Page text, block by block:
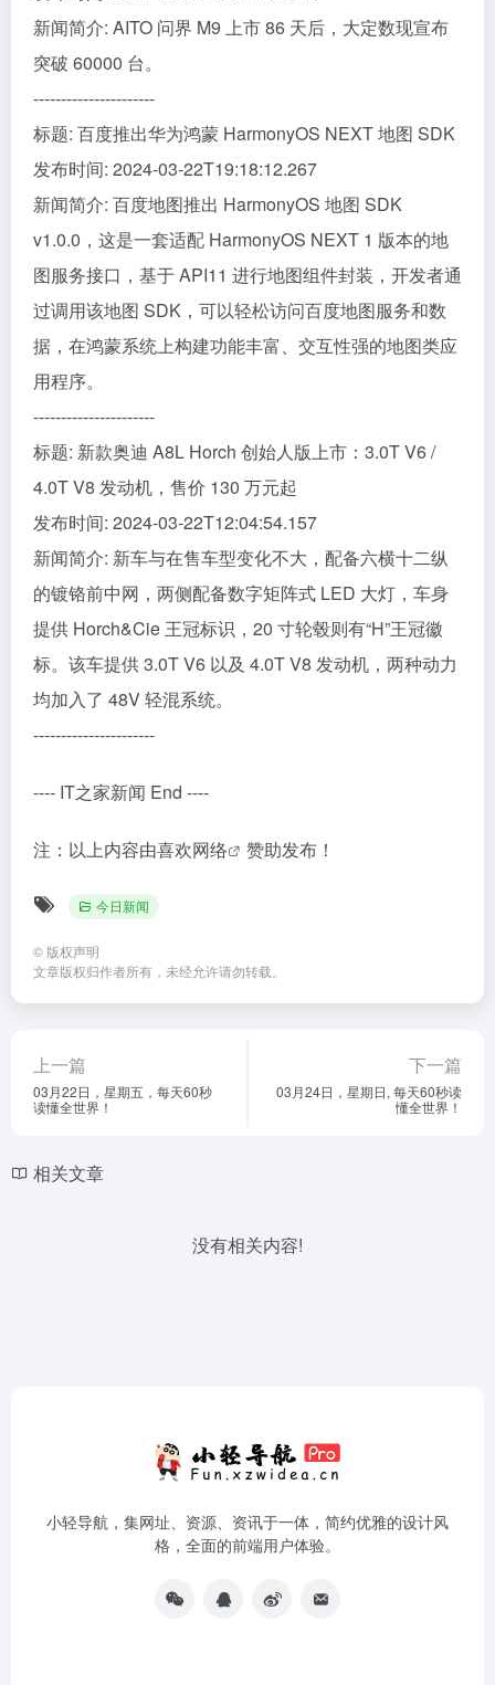
新闻简介: AITO 问界 M9 上市 86 天后，大定数现宣布
突破 60000 台。
----------------------
标题: 百度推出华为鸿蒙 HarmonyOS NEXT 地图 SDK
发布时间: 2024-03-22T19:18:12.267
新闻简介: 百度地图推出 HarmonyOS 地图 SDK
v1.0.0，这是一套适配 HarmonyOS NEXT 1 版本的地
图服务接口，基于 API11 进行地图组件封装，开发者通
过调用该地图 SDK，可以轻松访问百度地图服务和数
据，在鸿蒙系统上构建功能丰富、交互性强的地图类应
用程序。
----------------------
标题: 新款奥迪 A8L Horch 创始人版上市：3.0T V6 /
4.0T V8 发动机，售价 130 万元起
发布时间: 2024-03-22T12:04:54.157
新闻简介: 新车与在售车型变化不大，配备六横十二纵
的镀铬前中网，两侧配备数字矩阵式 LED 大灯，车身
提供 Horch&Cie 王冠标识，20 寸轮毂则有“H”王冠徽
标。该车提供 3.0T V6 以及 4.0T V8 发动机，两种动力
均加入了 48V 轻混系统。
----------------------
---- IT之家新闻 End ----
注：以上内容由喜欢网络 赞助发布！
今日新闻
© 版权声明
文章版权归作者所有，未经允许请勿转载。
上一篇
03月22日，星期五，每天60秒
读懂全世界！
下一篇
03月24日，星期日, 每天60秒读
懂全世界！
相关文章
没有相关内容!
小轻导航，集网址、资源、资讯于一体，简约优雅的设计风
格，全面的前端用户体验。